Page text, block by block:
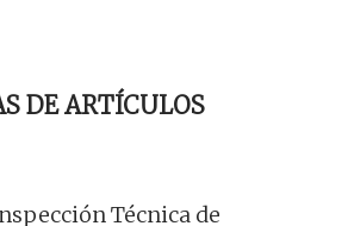
DE ARTÍCULOS
Técnica de